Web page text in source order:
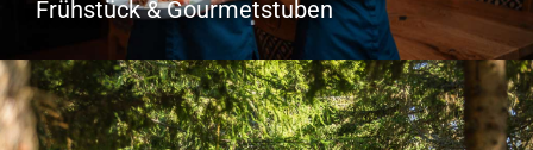
Frühstück & Gourmetstuben